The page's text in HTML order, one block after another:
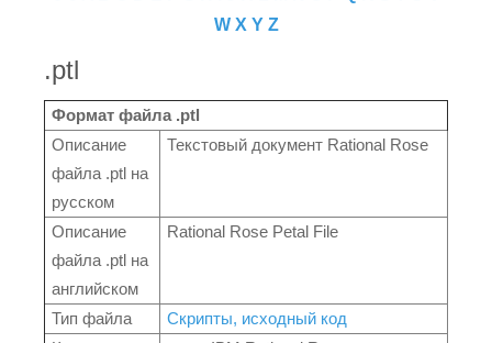
W X Y Z
.ptl
Формат файла .ptl
Описание
файла .ptl на
русском
Текстовый документ Rational Rose
Описание
файла .ptl на
английском
Rational Rose Petal File
Тип файла
Скрипты, исходный код